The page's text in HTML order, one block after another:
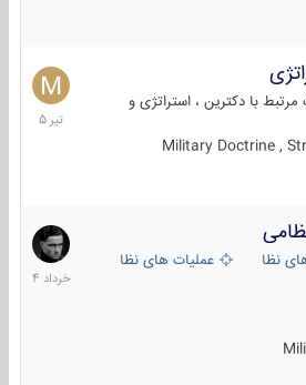
با دکترین ، استراتژی و
Military Doctrine ,
27
تیر
1405
نظامی ایرانعملیات های نظامی خارجی
5
خرداد
1404